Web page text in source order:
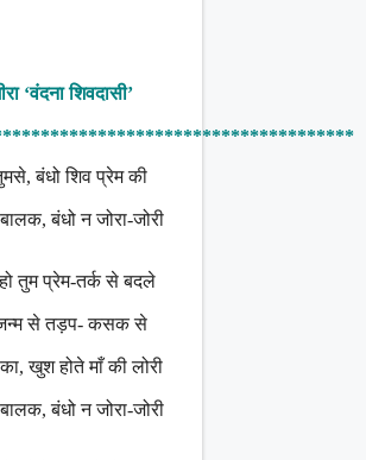
‘वंदना शिवदासी’
बंधो शिव प्रेम की
बंधो न जोरा-जोरी
तुम प्रेम-तर्क से बदले
से तड़प- कसक से
खुश होते माँ की लोरी
बंधो न जोरा-जोरी